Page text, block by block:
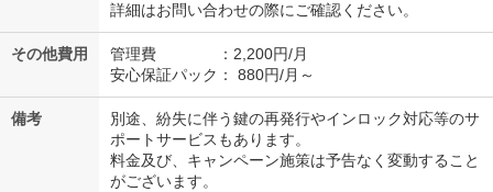
詳細はお問い合わせの際にご確認ください。
その他費用
管理費 ：2,200円/月
安心保証パック： 880円/月～
備考
別途、紛失に伴う鍵の再発行やインロック対応等のサ
ポートサービスもあります。
料金及び、キャンペーン施策は予告なく変動すること
がございます。